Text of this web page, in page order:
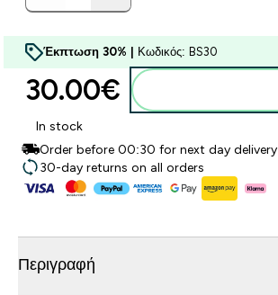
Έκπτωση 30% | Κωδικός: BS30
30.00€‎
In stock
Order before 00:30 for next day delivery
30-day returns on all orders
Περιγραφή